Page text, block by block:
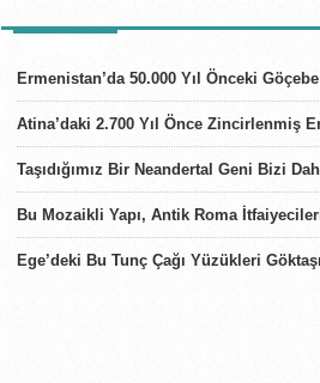
Ermenistan’da 50.000 Yıl Önceki
Atina’daki 2.700 Yıl Önce Zincirlenmiş
Taşıdığımız Bir Neandertal Geni Bizi
Bu Mozaikli Yapı, Antik Roma
Ege’deki Bu Tunç Çağı Yüzükleri